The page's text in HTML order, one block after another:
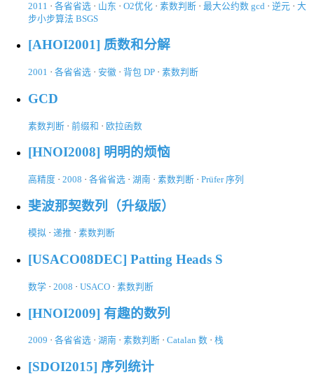
2011 · 各省省选 · 山东 · O2优化 · 素数判断 · 最大公约数 gcd · 逆元 · 大
步小步算法 BSGS
[AHOI2001] 质数和分解
2001 · 各省省选 · 安徽 · 背包 DP · 素数判断
GCD
素数判断 · 前缀和 · 欧拉函数
[HNOI2008] 明明的烦恼
高精度 · 2008 · 各省省选 · 湖南 · 素数判断 · Prüfer 序列
斐波那契数列（升级版）
模拟 · 递推 · 素数判断
[USACO08DEC] Patting Heads S
数学 · 2008 · USACO · 素数判断
[HNOI2009] 有趣的数列
2009 · 各省省选 · 湖南 · 素数判断 · Catalan 数 · 栈
[SDOI2015] 序列统计